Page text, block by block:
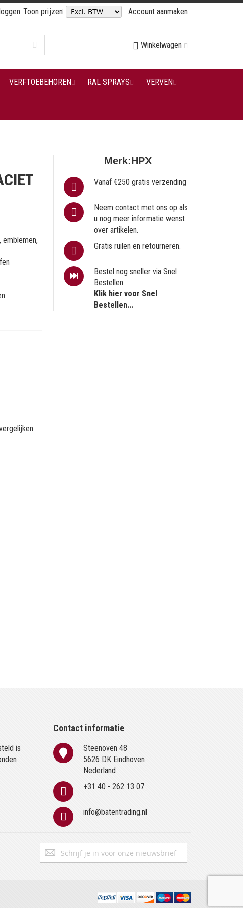
Toon prijzen Account aanmaken
Winkelwagen
VERFTOEBEHOREN RAL SPRAYS VERVEN
Merk:HPX
Vanaf €250 gratis verzending
Neem contact met ons op als
u nog meer informatie wenst
over artikelen.
Gratis ruilen en retourneren.
Bestel nog sneller via Snel
Bestellen
Klik hier voor Snel
Bestellen...
is
Contact informatie
Steenoven 48
5626 DK Eindhoven
Nederland
+31 40 - 262 13 07
info@batentrading.nl
Abonneer